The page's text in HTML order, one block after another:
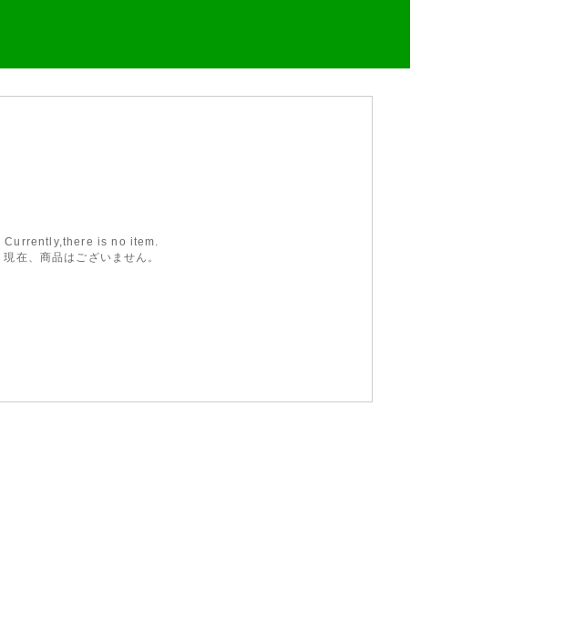
Currently,there is no item.
現在、商品はございません。